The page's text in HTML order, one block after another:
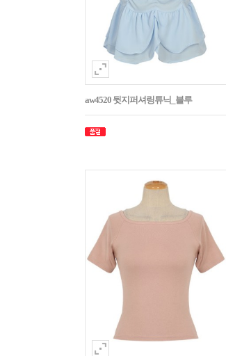
aw4520 뒷지퍼셔링튜닉_블루